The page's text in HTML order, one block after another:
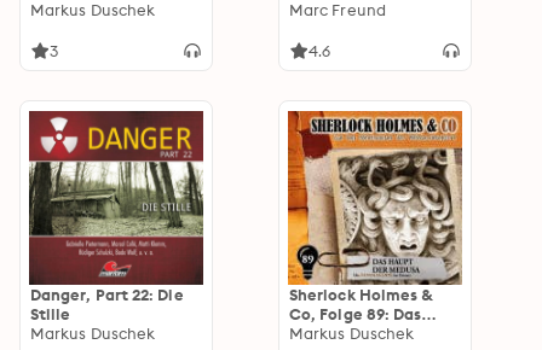
Markus Duschek
3
Sonderermittler der
Marc Freund
4.6
Danger, Part 22: Die
Stille
Markus Duschek
Sherlock Holmes &
Co, Folge 89: Das
Haupt der Medusa
Markus Duschek